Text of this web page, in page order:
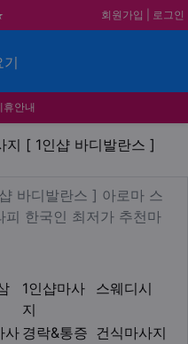
합법적이고 건전한 업체와 광고를 제휴합니다.
회원가입 로그인
휴안내
인샵 마사지
지 [ 1인샵 바디발란스 ]
사지 [ 1인
바디발란스 ] 아로마 스
피 한국인 최저가 추천마
1인샵마사
지
스웨디시
사 경락&통증 건식마사지